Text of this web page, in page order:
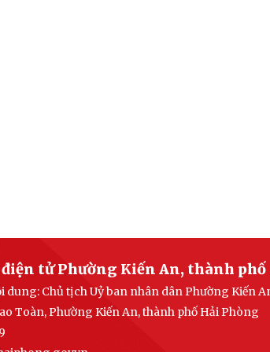
tử Phường Kiến An, thành phố
dung: Chủ tịch Uỷ ban nhân dân Phường Kiến
Toàn, Phường Kiến An, thành phố Hải Phòng